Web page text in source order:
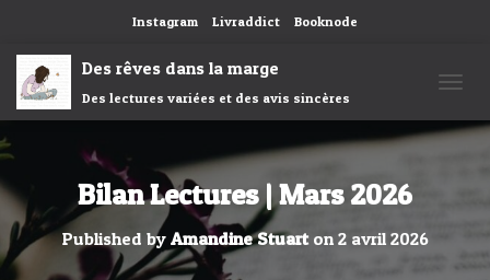
Instagram Livraddict Booknode
Des rêves dans la marge
Des lectures variées et des avis sincères
Bilan Lectures | Mars 2026
Published by Amandine Stuarton 2 avril 2026